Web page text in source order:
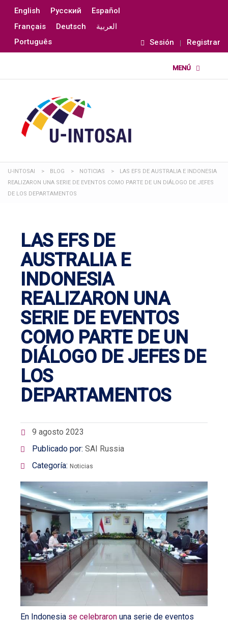
English Русский
Español
Français
Deutsch
العربية
Português
Sesión Registrar
U-INTOSAI > BLOG > NOTICIAS >
LAS EFS DE AUSTRALIA E INDONESIA
REALIZARON UNA SERIE DE EVENTOS COMO PARTE DE UN DIÁLOGO DE JEFES
DE LOS DEPARTAMENTOS
LAS EFS DE
AUSTRALIA E
INDONESIA
REALIZARON UNA
SERIE DE EVENTOS
COMO PARTE DE UN
DIÁLOGO DE JEFES DE
LOS
DEPARTAMENTOS
9 agosto 2023
Publicado por: SAI Russia
Categoría: Noticias
En Indonesia se celebraron una serie de eventos